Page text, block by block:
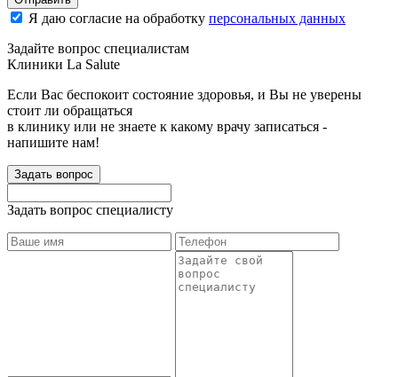
Я даю согласие на обработку персональных данных
Задайте вопрос специалистам
Клиники La Salute
Если Вас беспокоит состояние здоровья, и Вы не уверены
стоит ли обращаться
в клинику или не знаете к какому врачу записаться -
напишите нам!
Задать вопрос
Задать вопрос специалисту